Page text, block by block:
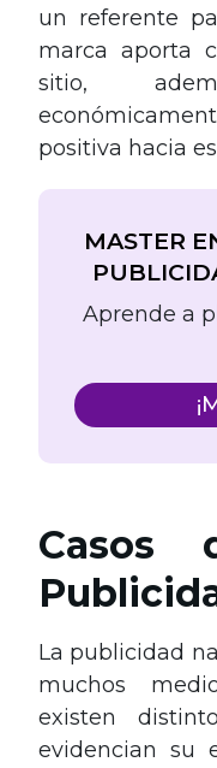
un referente
marca aporta
sitio,
positiva hacia
MASTER
Aprende a
Casos
La publicidad
muchos
existen
evidencian su